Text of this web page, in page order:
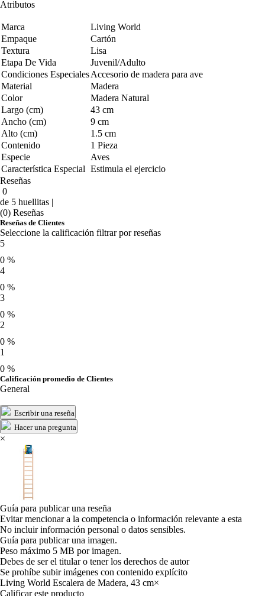
Atributos
Marca
Living World
Empaque
Cartón
Textura
Lisa
Etapa De Vida
Juvenil/Adulto
Condiciones EspecialesAccesorio de madera para ave
Material
Madera
Color
Madera Natural
Largo (cm)
43 cm
Ancho (cm)
9 cm
Alto (cm)
1.5 cm
Contenido
1 Pieza
Especie
Aves
Característica Especial Estimula el ejercicio
Reseñas
0
de 5 huellitas |
(0) Reseñas
Reseñas de Clientes
Seleccione la calificación filtrar por reseñas
5
0 %
4
0 %
3
0 %
2
0 %
1
0 %
Calificación promedio de Clientes
General
Escribir una reseña
Hacer una pregunta
×
Guía para publicar una reseña
Evitar mencionar a la competencia o información relevante a esta
No incluir información personal o datos sensibles.
Guía para publicar una imagen.
Peso máximo 5 MB por imagen.
Debes de ser el titular o tener los derechos de autor
Se prohíbe subir imágenes con contenido explícito
Living World Escalera de Madera, 43 cm×
Calificar este producto